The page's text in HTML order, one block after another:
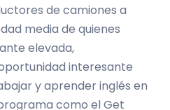
de camiones a
media de quienes
elevada,
interesante
y aprender inglés en
como el Get